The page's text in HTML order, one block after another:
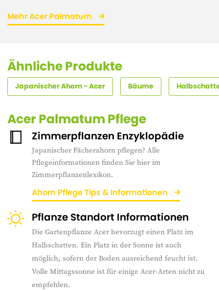
Mehr Acer Palmatum
Ähnliche Produkte
Japanischer Ahorn - Acer Bäume
Acer Palmatum Pflege
Zimmerpflanzen Enzyklopädie
Japanischer Fächerahorn pflegen? Alle
Pflegeinformationen finden Sie hier im
Zimmerpflanzenlexikon.
Ahorn Pflege Tips & Informationen
Pflanze Standort Informationen
Die Gartenpflanze Acer bevorzugt einen Platz im
Halbschatten. Ein Platz in der Sonne ist auch
möglich, sofern der Boden ausreichend feucht ist.
Volle Mittagssonne ist für einige Acer-Arten nicht zu
empfehlen.